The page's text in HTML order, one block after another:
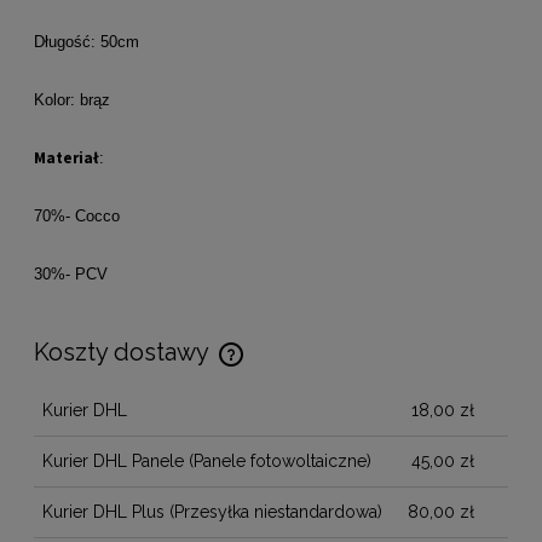
Długość: 50cm
Kolor: brąz
Materiał:
70%- Cocco
30%- PCV
Koszty dostawy
Cena nie zawiera ewentualnych kosztów płatności
Kurier DHL 18,00 zł
Kurier DHL Panele (Panele fotowoltaiczne) 45,00 zł
Kurier DHL Plus (Przesyłka niestandardowa) 80,00 zł